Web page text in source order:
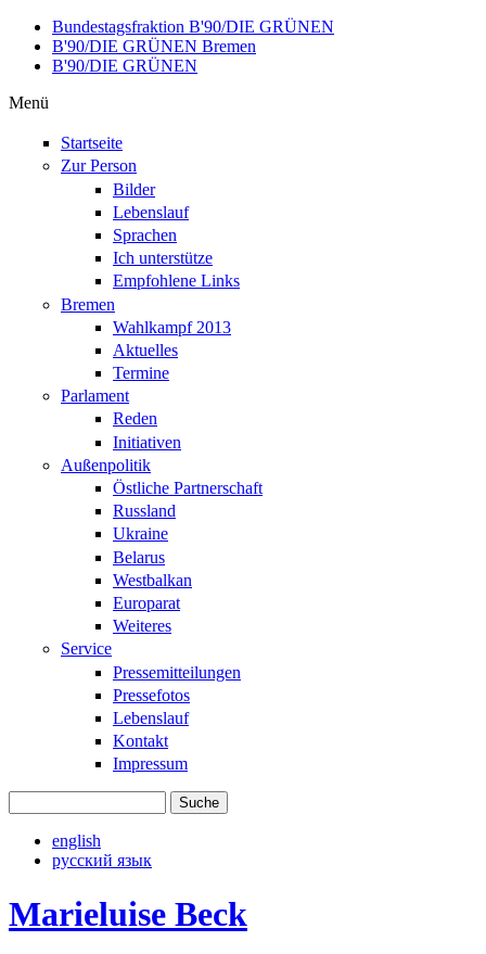
Direkt zum Inhalt
Bundestagsfraktion B'90/DIE GRÜNEN
B'90/DIE GRÜNEN Bremen
B'90/DIE GRÜNEN
Menü
Startseite
Zur Person
Bilder
Lebenslauf
Sprachen
Ich unterstütze
Empfohlene Links
Bremen
Wahlkampf 2013
Aktuelles
Termine
Parlament
Reden
Initiativen
Außenpolitik
Östliche Partnerschaft
Russland
Ukraine
Belarus
Westbalkan
Europarat
Weiteres
Service
Pressemitteilungen
Pressefotos
Lebenslauf
Kontakt
Impressum
english
русский язык
Marieluise Beck